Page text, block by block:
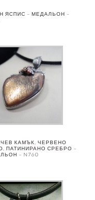
ЯСПИС – МЕДАЛЬОН –
КАМЪК, ЧЕРВЕНО
ПАТИНИРАНО СРЕБРО –
– N760